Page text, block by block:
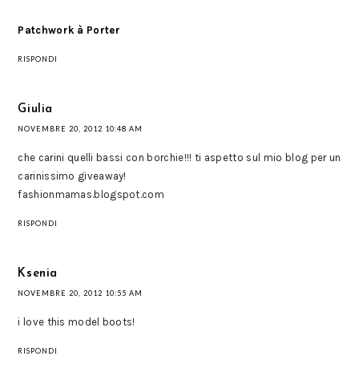
Patchwork à Porter
RISPONDI
Giulia
NOVEMBRE 20, 2012 10:48 AM
che carini quelli bassi con borchie!!! ti aspetto sul mio blog per un
carinissimo giveaway!
fashionmamas.blogspot.com
RISPONDI
Ksenia
NOVEMBRE 20, 2012 10:55 AM
i love this model boots!
RISPONDI